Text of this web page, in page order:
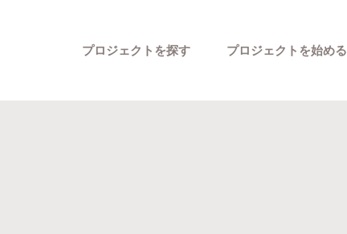
プロジェクトを探す プロジェクトを始める